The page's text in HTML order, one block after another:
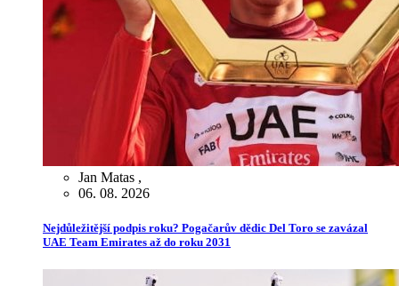
Jan Matas ,
06. 08. 2026
Nejdůležitější podpis roku? Pogačarův dědic Del Toro se zavázal
UAE Team Emirates až do roku 2031